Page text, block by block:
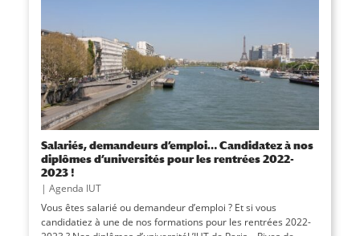
Salariés, demandeurs d’emploi… Candidatez à nos
diplômes d’universités pour les rentrées 2022-
2023 !
| Agenda IUT
Vous êtes salarié ou demandeur d’emploi ? Et si vous
candidatiez à une de nos formations pour les rentrées 2022-